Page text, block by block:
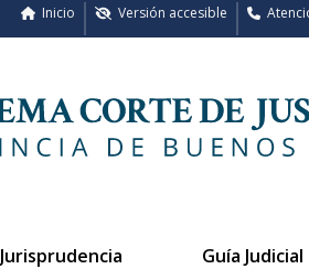
Versión accesible
Inicio
Jurisprudencia Guía Judicial